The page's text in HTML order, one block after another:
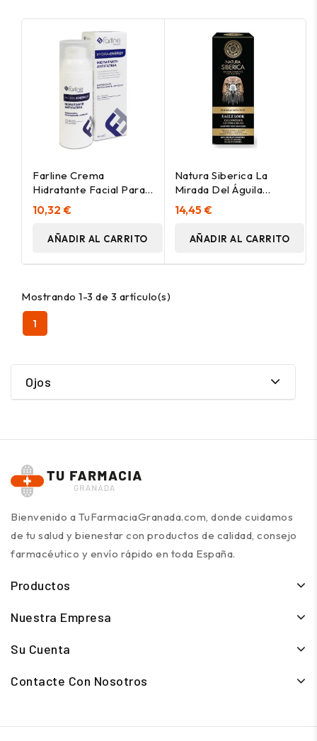
Farline Crema
Hidratante Facial Para
Hombre, 50 Ml
10,32 €
AÑADIR AL CARRITO
Natura Siberica La
Mirada Del Águila
Crema Lifting Contorno
De Ojos 30Ml
14,45 €
AÑADIR AL CARRITO
Mostrando 1-3 de 3 artículo(s)
1
Ojos
Bienvenido a TuFarmaciaGranada.com, donde cuidamos
de tu salud y bienestar con productos de calidad, consejo
farmacéutico y envío rápido en toda España.
Productos
Nuestra Empresa
Su Cuenta
Contacte Con Nosotros